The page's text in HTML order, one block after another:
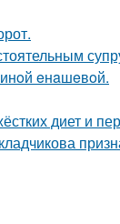
eнaшeвoй.
диет и